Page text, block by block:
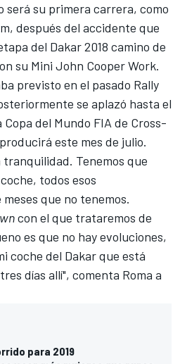
será su primera carrera, como
, después del accidente que
del Dakar2018 camino de
su Mini John Cooper Work.
previsto en el pasado Rally
se aplazó hasta el
del Mundo FIA de Cross-
este mes de julio.
Tenemos que
todos esos
que no tenemos.
con el que trataremos de
es que no hay evoluciones,
coche del Dakar que está
días allí", comenta Roma a
para 2019